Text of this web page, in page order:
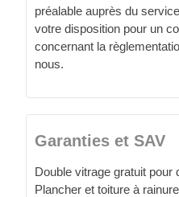
préalable auprès du
votre disposition pour un
concernant la
nous.
Garanties et SAV
Double vitrage gratuit
Plancher et toiture à